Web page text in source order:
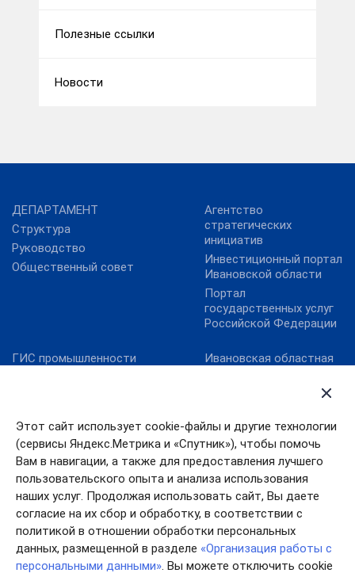
Этот сайт использует cookie-файлы и другие технологии
(сервисы Яндекс.Метрика и «Спутник»), чтобы помочь
Вам в навигации, а также для предоставления лучшего
пользовательского опыта и анализа использования
наших услуг. Продолжая использовать сайт, Вы даете
согласие на их сбор и обработку, в соответствии с
политикой в отношении обработки персональных
данных, размещенной в разделе «Организация работы с
персональными данными». Вы можете отключить cookie
Полезные ссылки
Новости
ДЕПАРТАМЕНТ
Структура
Руководство
Общественный совет
Агентство
стратегических
инициатив
Инвестиционный портал
Ивановской области
Портал
государственных услуг
Российской Федерации
ГИС промышленности
Фонд развития
промышленности
Фонд содействия
инновациям
Ивановская областная
Уполномоченный по
правам человека в
Ивановской области